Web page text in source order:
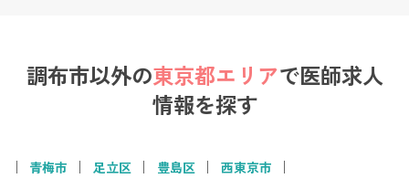
調布市以外の東京都エリアで医師求人
情報を探す
青梅市 足立区 豊島区
西東京市